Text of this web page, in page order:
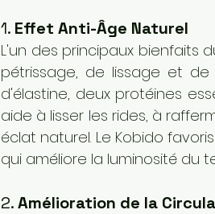
1. Effet Anti-Âge Naturel
L'un des principaux bienfaits
pétrissage, de lissage et
d'élastine, deux protéines
aide à lisser les rides, à
éclat naturel. Le Kobido
qui améliore la luminosité du
2. Amélioration de la